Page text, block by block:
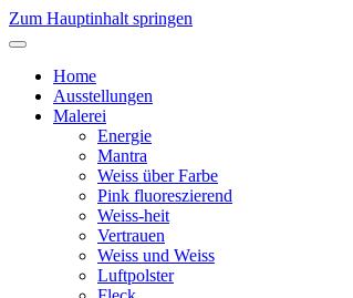
Zum Hauptinhalt springen
Home
Ausstellungen
Malerei
Energie
Mantra
Weiss über Farbe
Pink fluoreszierend
Weiss-heit
Vertrauen
Weiss und Weiss
Luftpolster